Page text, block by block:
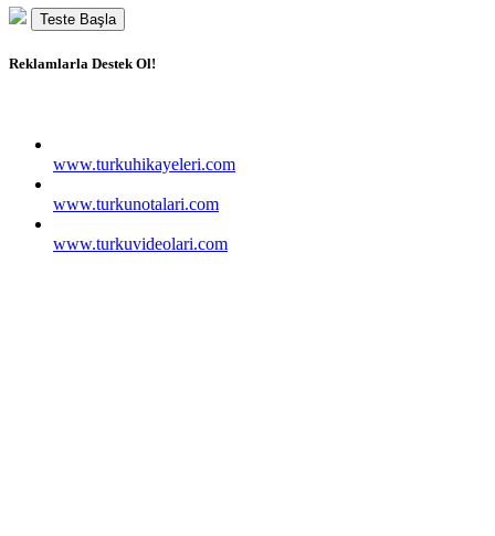
Teste Başla
Reklamlarla Destek Ol!
www.turkuhikayeleri.com
www.turkunotalari.com
www.turkuvideolari.com